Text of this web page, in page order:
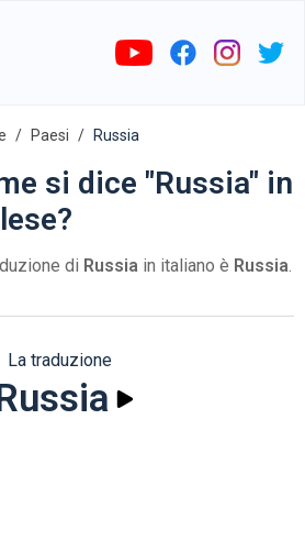
Paesi Russia
si dice "Russia" in
di Russia in italiano è Russia.
La traduzione